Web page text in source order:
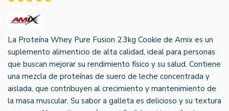
La Proteína Whey Pure Fusion 2.3kg Cookie de Amix es un
suplemento alimenticio de alta calidad, ideal para personas
que buscan mejorar su rendimiento físico y su salud. Contiene
una mezcla de proteínas de suero de leche concentrada y
aislada, que contribuyen al crecimiento y mantenimiento de
la masa muscular. Su sabor a galleta es delicioso y su textura